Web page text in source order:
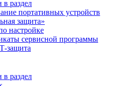
в раздел
портативных устройств
защита»
настройке
сервисной программы
защита
в раздел